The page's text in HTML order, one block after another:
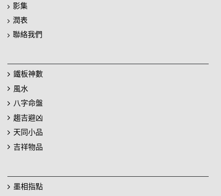
影集
潤表
聯絡我們
鐵板神數
風水
八字命盤
趨吉避凶
天同小品
吉祥物品
墨相指點